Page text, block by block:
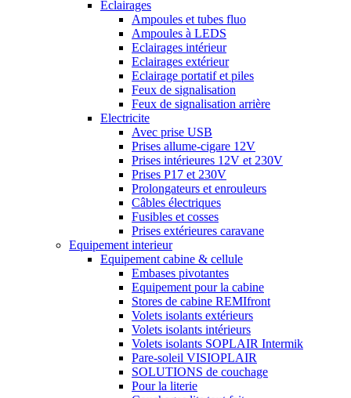
Eclairages
Ampoules et tubes fluo
Ampoules à LEDS
Eclairages intérieur
Eclairages extérieur
Eclairage portatif et piles
Feux de signalisation
Feux de signalisation arrière
Electricite
Avec prise USB
Prises allume-cigare 12V
Prises intérieures 12V et 230V
Prises P17 et 230V
Prolongateurs et enrouleurs
Câbles électriques
Fusibles et cosses
Prises extérieures caravane
Equipement interieur
Equipement cabine & cellule
Embases pivotantes
Equipement pour la cabine
Stores de cabine REMIfront
Volets isolants extérieurs
Volets isolants intérieurs
Volets isolants SOPLAIR Intermik
Pare-soleil VISIOPLAIR
SOLUTIONS de couchage
Pour la literie